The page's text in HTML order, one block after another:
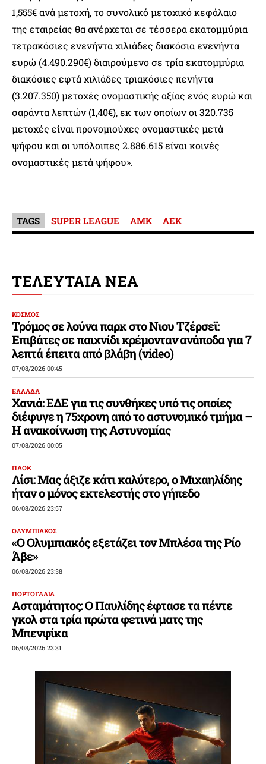
1,555€ ανά μετοχή, το συνολικό μετοχικό κεφάλαιο
της εταιρείας θα ανέρχεται σε τέσσερα εκατομμύρια
τετρακόσιες ενενήντα χιλιάδες διακόσια ενενήντα
ευρώ (4.490.290€) διαιρούμενο σε τρία εκατομμύρια
διακόσιες εφτά χιλιάδες τριακόσιες πενήντα
(3.207.350) μετοχές ονομαστικής αξίας ενός ευρώ και
σαράντα λεπτών (1,40€), εκ των οποίων οι 320.735
μετοχές είναι προνομιούχες ονομαστικές μετά
ψήφου και οι υπόλοιπες 2.886.615 είναι κοινές
ονομαστικές μετά ψήφου».
TAGS SUPER LEAGUE ΑΜΚ ΑΕΚ
ΤΕΛΕΥΤΑΙΑ ΝΕΑ
ΚΟΣΜΟΣ
Τρόμος σε λούνα παρκ στο Νιου Τζέρσεϊ:
Επιβάτες σε παιχνίδι κρέμονταν ανάποδα για 7
λεπτά έπειτα από βλάβη (video)
07/08/2026 00:45
ΕΛΛΑΔΑ
Χανιά: ΕΔΕ για τις συνθήκες υπό τις οποίες
διέφυγε η 75χρονη από το αστυνομικό τμήμα –
Η ανακοίνωση της Αστυνομίας
07/08/2026 00:05
ΠΑΟΚ
Λίσι: Μας άξιζε κάτι καλύτερο, ο Μιχαηλίδης
ήταν ο μόνος εκτελεστής στο γήπεδο
06/08/2026 23:57
ΟΛΥΜΠΙΑΚΟΣ
«Ο Ολυμπιακός εξετάζει τον Μπλέσα της Ρίο
Άβε»
06/08/2026 23:38
ΠΟΡΤΟΓΑΛΙΑ
Ασταμάτητος: Ο Παυλίδης έφτασε τα πέντε
γκολ στα τρία πρώτα φετινά ματς της
Μπενφίκα
06/08/2026 23:31